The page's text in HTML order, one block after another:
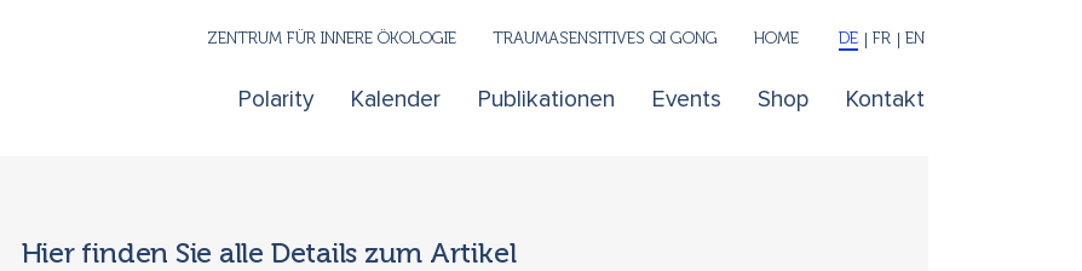
Polarity Kalender Publikationen Events Shop Kontakt
ZENTRUM FÜR INNERE ÖKOLOGIE TRAUMASENSITIVES QI GONG HOME DE FR EN
Hier finden Sie alle Details zum Artikel